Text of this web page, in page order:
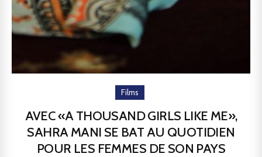
Films
AVEC «A THOUSAND GIRLS LIKE ME»,
SAHRA MANI SE BAT AU QUOTIDIEN
POUR LES FEMMES DE SON PAYS